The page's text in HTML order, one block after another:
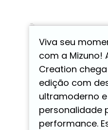
Viva seu
com a Mizuno!
Creation
edição com
ultramoderno
personalidade
performance.